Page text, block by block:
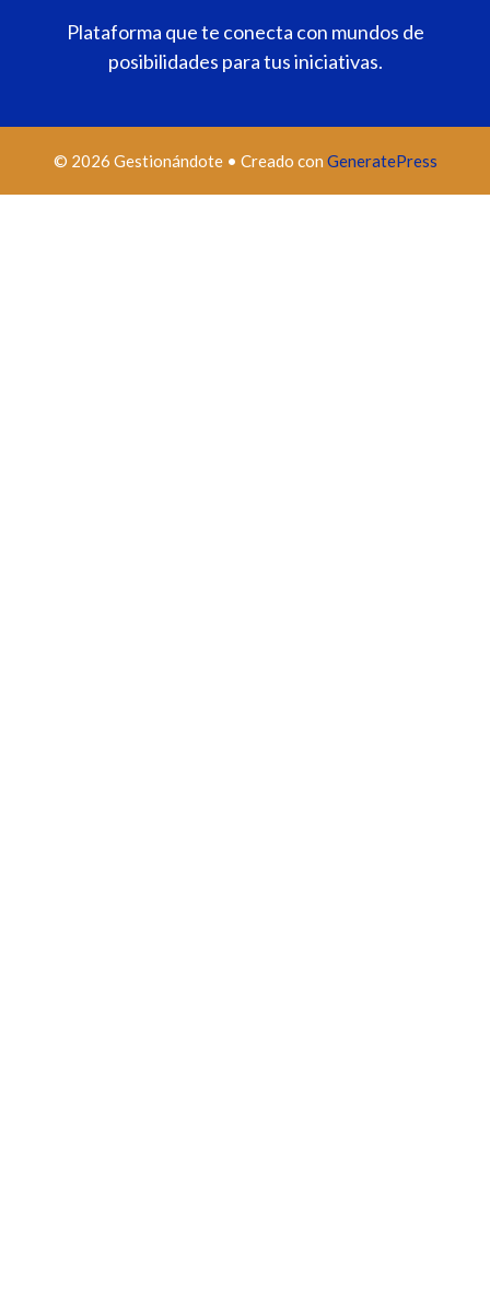
Plataforma que te conecta con mundos de
posibilidades para tus iniciativas.
© 2026 Gestionándote• Creado con GeneratePress